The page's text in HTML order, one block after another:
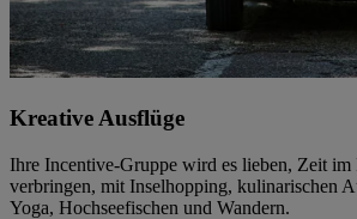
Kreative Ausflüge
Ihre Incentive-Gruppe wird es lieben, Zeit im
verbringen, mit Inselhopping, kulinarischen
Yoga, Hochseefischen und Wandern.